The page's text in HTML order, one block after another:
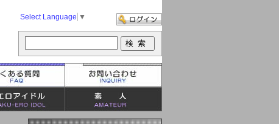
Select Language ▼